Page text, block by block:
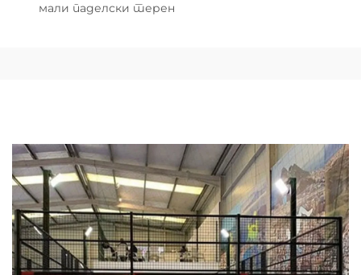
мали паделски терен